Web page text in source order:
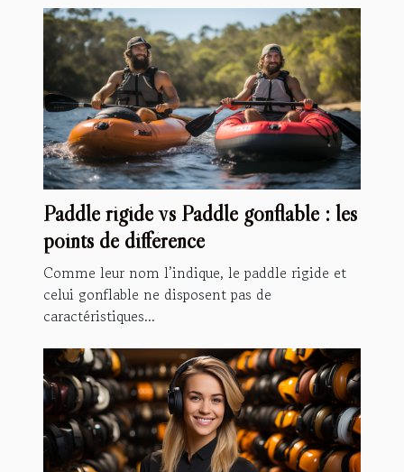
Paddle rigide vs Paddle gonflable : les
points de différence
Comme leur nom l’indique, le paddle rigide et
celui gonflable ne disposent pas de
caractéristiques...